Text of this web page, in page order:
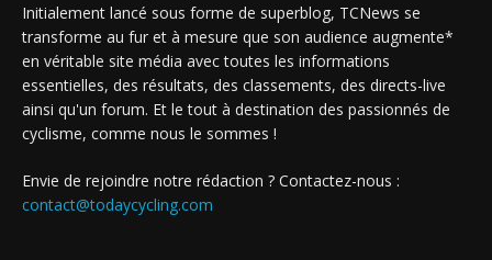
Initialement lancé sous forme de superblog, TCNews se
transforme au fur et à mesure que son audience augmente*
en véritable site média avec toutes les informations
essentielles, des résultats, des classements, des directs-live
ainsi qu'un forum. Et le tout à destination des passionnés de
cyclisme, comme nous le sommes !
Envie de rejoindre notre rédaction ? Contactez-nous :
contact@todaycycling.com